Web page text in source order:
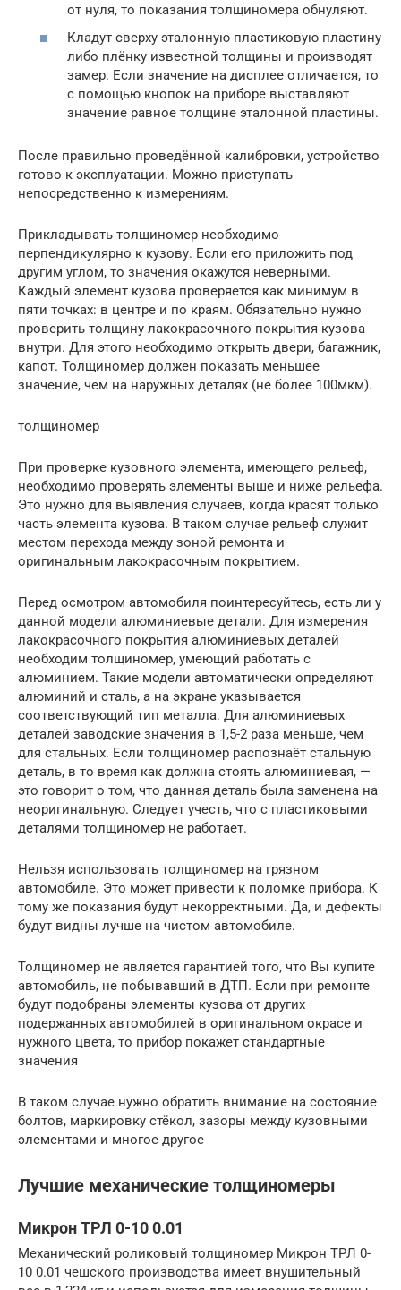
от нуля, то показания толщиномера обнуляют.
Кладут сверху эталонную пластиковую пластину
либо плёнку известной толщины и производят
замер. Если значение на дисплее отличается, то
с помощью кнопок на приборе выставляют
значение равное толщине эталонной пластины.
После правильно проведённой калибровки, устройство
готово к эксплуатации. Можно приступать
непосредственно к измерениям.
Прикладывать толщиномер необходимо
перпендикулярно к кузову. Если его приложить под
другим углом, то значения окажутся неверными.
Каждый элемент кузова проверяется как минимум в
пяти точках: в центре и по краям. Обязательно нужно
проверить толщину лакокрасочного покрытия кузова
внутри. Для этого необходимо открыть двери, багажник,
капот. Толщиномер должен показать меньшее
значение, чем на наружных деталях (не более 100мкм).
толщиномер
При проверке кузовного элемента, имеющего рельеф,
необходимо проверять элементы выше и ниже рельефа.
Это нужно для выявления случаев, когда красят только
часть элемента кузова. В таком случае рельеф служит
местом перехода между зоной ремонта и
оригинальным лакокрасочным покрытием.
Перед осмотром автомобиля поинтересуйтесь, есть ли у
данной модели алюминиевые детали. Для измерения
лакокрасочного покрытия алюминиевых деталей
необходим толщиномер, умеющий работать с
алюминием. Такие модели автоматически определяют
алюминий и сталь, а на экране указывается
соответствующий тип металла. Для алюминиевых
деталей заводские значения в 1,5-2 раза меньше, чем
для стальных. Если толщиномер распознаёт стальную
деталь, в то время как должна стоять алюминиевая, —
это говорит о том, что данная деталь была заменена на
неоригинальную. Следует учесть, что с пластиковыми
деталями толщиномер не работает.
Нельзя использовать толщиномер на грязном
автомобиле. Это может привести к поломке прибора. К
тому же показания будут некорректными. Да, и дефекты
будут видны лучше на чистом автомобиле.
Толщиномер не является гарантией того, что Вы купите
автомобиль, не побывавший в ДТП. Если при ремонте
будут подобраны элементы кузова от других
подержанных автомобилей в оригинальном окрасе и
нужного цвета, то прибор покажет стандартные
значения
В таком случае нужно обратить внимание на состояние
болтов, маркировку стёкол, зазоры между кузовными
элементами и многое другое
Лучшие механические толщиномеры
Микрон ТРЛ 0-10 0.01
Механический роликовый толщиномер Микрон ТРЛ 0-
10 0.01 чешского производства имеет внушительный